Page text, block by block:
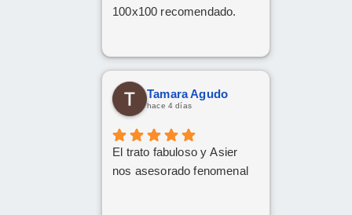
100x100 recomendado.
Tamara Agudo
hace 4 días
El trato fabuloso y Asier
nos asesorado fenomenal